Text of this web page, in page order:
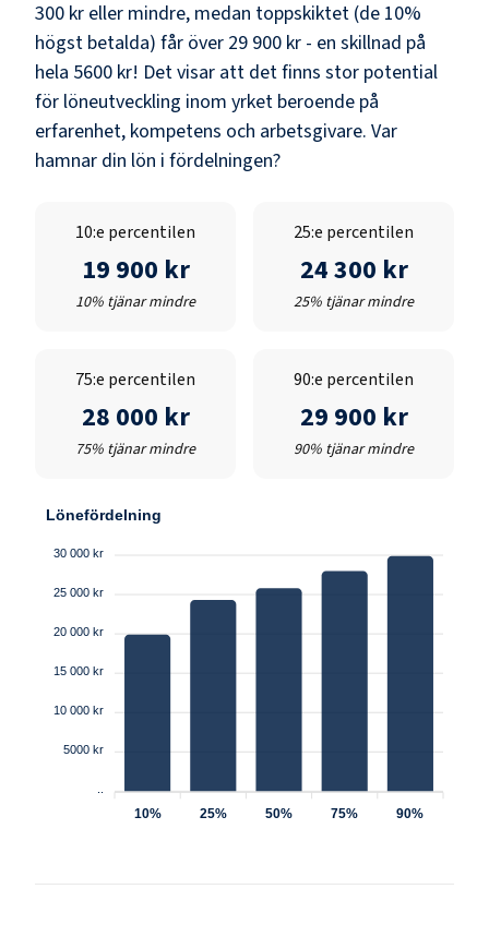
300 kr eller mindre, medan toppskiktet (de 10%
högst betalda) får över 29 900 kr - en skillnad på
hela 5600 kr! Det visar att det finns stor potential
för löneutveckling inom yrket beroende på
erfarenhet, kompetens och arbetsgivare. Var
hamnar din lön i fördelningen?
10:e percentilen
19 900 kr
10% tjänar mindre
25:e percentilen
24 300 kr
25% tjänar mindre
75:e percentilen
28 000 kr
75% tjänar mindre
90:e percentilen
29 900 kr
90% tjänar mindre
Lönefördelning
30 000 kr
25 000 kr
20 000 kr
15 000 kr
10 000 kr
5000 kr
10% 25% 50% 75% 90%